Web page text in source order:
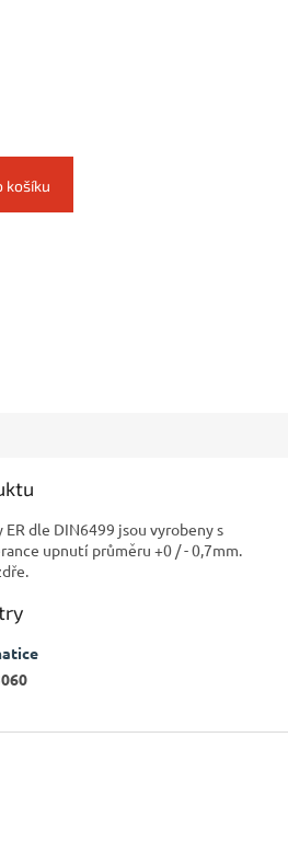
košíku
dle DIN6499 jsou vyrobeny s
upnutí průměru +0 / - 0,7mm.